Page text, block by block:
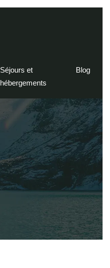
Séjours et
hébergements
Blog